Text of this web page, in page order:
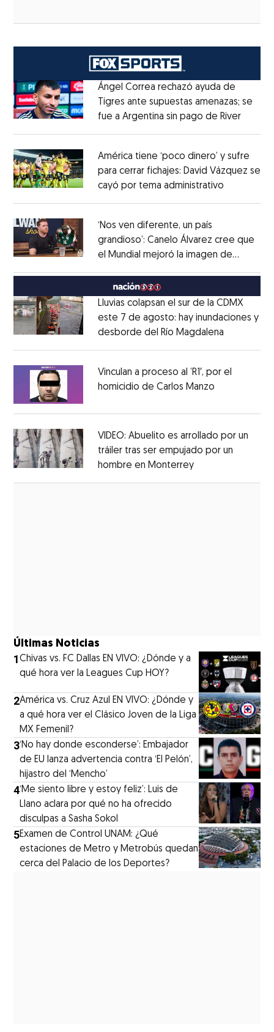
Ángel Correa rechazó ayuda de
Tigres ante supuestas amenazas; se
fue a Argentina sin pago de RiverOpens
América tiene ‘poco dinero’ y sufre
para cerrar fichajes: David Vázquez se
cayó por tema administrativo
‘Nos ven diferente, un país
grandioso’: Canelo Álvarez cree que
el Mundial mejoró la imagen de
Lluvias colapsan el sur de la CDMX
este 7 de agosto: hay inundaciones y
desborde del Río Magdalena
Opens in new window
Vinculan a proceso al ’R1′, por el
homicidio de Carlos Manzo
VIDEO: Abuelito es arrollado por un
tráiler tras ser empujado por un
hombre en MonterreyOpens in new
Últimas Noticias
1Chivas vs. FC Dallas EN VIVO: ¿Dónde y a
qué hora ver la Leagues Cup HOY?
2América vs. Cruz Azul EN VIVO: ¿Dónde y
a qué hora ver el Clásico Joven de la Liga
MX Femenil?
3‘No hay donde esconderse’: Embajador
de EU lanza advertencia contra ‘El Pelón’,
hijastro del ‘Mencho’
4‘Me siento libre y estoy feliz’: Luis de
Llano aclara por qué no ha ofrecido
disculpas a Sasha Sokol
5Examen de Control UNAM: ¿Qué
estaciones de Metro y Metrobús quedan
cerca del Palacio de los Deportes?